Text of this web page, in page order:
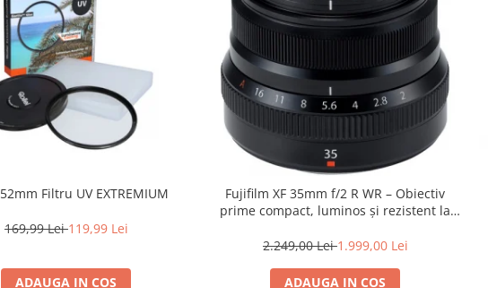
Filtru UV EXTREMIUM
169,99 Lei119,99 Lei
ADAUGA IN COS
Fujifilm XF 35mm f/2 R WR – Obiectiv
prime compact, luminos și rezistent la
2.249,00 Lei1.999,00 Lei
ADAUGA IN COS